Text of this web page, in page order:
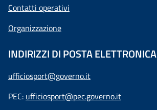
Contatti operativi
Organizzazione
INDIRIZZI DI POSTA ELETTRONICA
ufficiosport@governo.it
PEC: ufficiosport@pec.governo.it